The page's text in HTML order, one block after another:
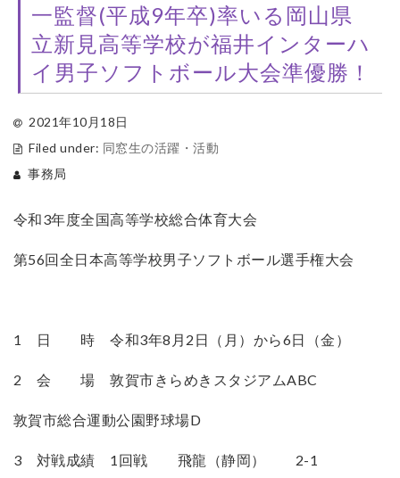
一監督(平成9年卒)率いる岡山県
立新見高等学校が福井インターハ
イ男子ソフトボール大会準優勝！
2021年10月18日
Filed under: 同窓生の活躍・活動
事務局
令和3年度全国高等学校総合体育大会
第56回全日本高等学校男子ソフトボール選手権大会
1 日 時 令和3年8月2日（月）から6日（金）
2 会 場 敦賀市きらめきスタジアムABC
敦賀市総合運動公園野球場D
3 対戦成績 1回戦 飛龍（静岡） 2-1